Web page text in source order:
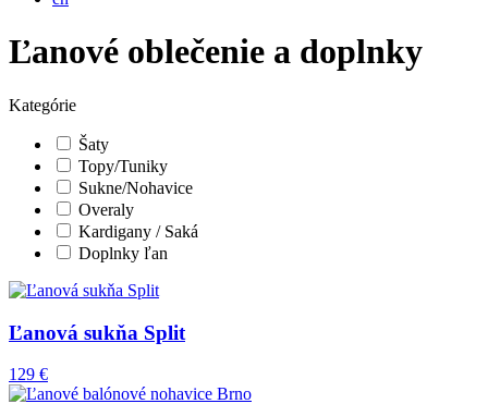
Ľanové oblečenie a doplnky
Kategórie
Šaty
Topy/Tuniky
Sukne/Nohavice
Overaly
Kardigany / Saká
Doplnky ľan
Ľanová sukňa Split
129 €